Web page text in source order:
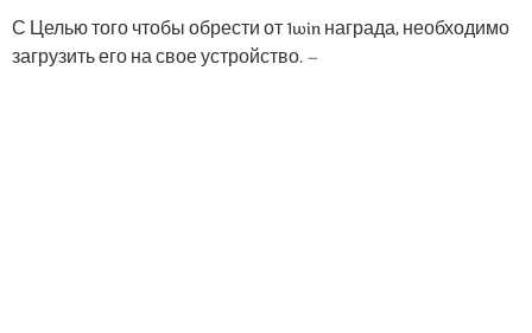
С Целью того чтобы обрести от 1win награда, необходимо
загрузить его на свое устройство. –